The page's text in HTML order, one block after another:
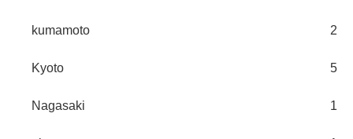
kumamoto 2
Kyoto 5
Nagasaki 1